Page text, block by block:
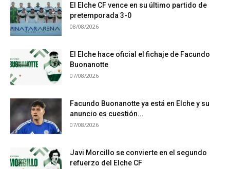
El Elche CF vence en su último partido de
pretemporada 3-0
08/08/2026
El Elche hace oficial el fichaje de Facundo
Buonanotte
07/08/2026
Facundo Buonanotte ya está en Elche y su
anuncio es cuestión...
07/08/2026
Javi Morcillo se convierte en el segundo
refuerzo del Elche CF